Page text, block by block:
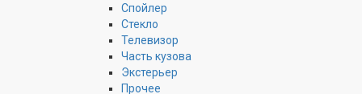
Спойлер
Стекло
Телевизор
Часть кузова
Экстерьер
Прочее